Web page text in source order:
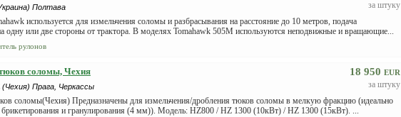
за штуку
Полтава
используется для измельчения соломы и разбрасывания на расстояние до 10 метров, подача
одну или две стороны от трактора. В моделях Tomahawk 505М используются неподвижные и вращающие...
рулонов
18 950 EUR
за штуку
соломы, Чехия
(Чехия) Прага, Черкассы
соломы(Чехия) Предназначены для измельчения/дробления тюков соломы в мелкую фракцию (идеально
и гранулирования (4 мм)). Модель: HZ800 / HZ 1300 (10кВт) / HZ 1300 (15кВт). ...